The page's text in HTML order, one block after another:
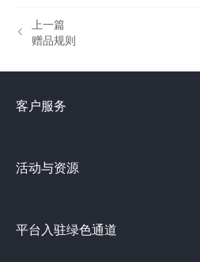
上一篇
赠品规则
客户服务
活动与资源
平台入驻绿色通道